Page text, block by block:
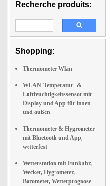
Recherche produits:
Shopping:
Thermometer Wlan
WLAN-Temperatur- &
Luftfeuchtigkeitssensor mit
Display und App für innen
und außen
Thermometer & Hygrometer
mit Bluetooth und App,
wetterfest
Wetterstation mit Funkuhr,
Wecker, Hygrometer,
Barometer, Wetterprognose